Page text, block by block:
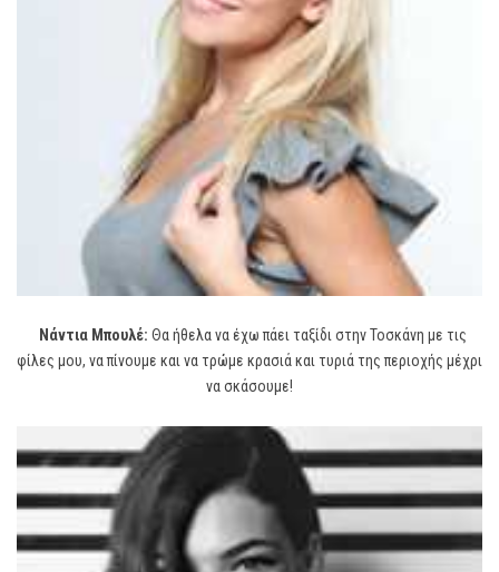
Νάντια Μπουλέ: Θα ήθελα να έχω πάει ταξίδι στην Τοσκάνη με τις
φίλες μου, να πίνουμε και να τρώμε κρασιά και τυριά της περιοχής μέχρι
να σκάσουμε!